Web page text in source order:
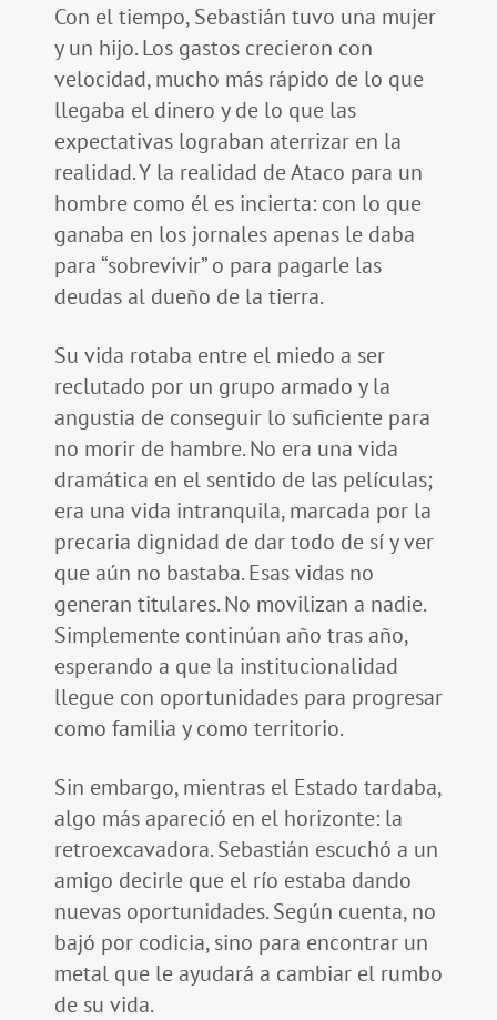
Con el tiempo, Sebastián tuvo una mujer
y un hijo. Los gastos crecieron con
velocidad, mucho más rápido de lo que
llegaba el dinero y de lo que las
expectativas lograban aterrizar en la
realidad. Y la realidad de Ataco para un
hombre como él es incierta: con lo que
ganaba en los jornales apenas le daba
para “sobrevivir” o para pagarle las
deudas al dueño de la tierra.
Su vida rotaba entre el miedo a ser
reclutado por un grupo armado y la
angustia de conseguir lo suficiente para
no morir de hambre. No era una vida
dramática en el sentido de las películas;
era una vida intranquila, marcada por la
precaria dignidad de dar todo de sí y ver
que aún no bastaba. Esas vidas no
generan titulares. No movilizan a nadie.
Simplemente continúan año tras año,
esperando a que la institucionalidad
llegue con oportunidades para progresar
como familia y como territorio.
Sin embargo, mientras el Estado tardaba,
algo más apareció en el horizonte: la
retroexcavadora. Sebastián escuchó a un
amigo decirle que el río estaba dando
nuevas oportunidades. Según cuenta, no
bajó por codicia, sino para encontrar un
metal que le ayudará a cambiar el rumbo
de su vida.